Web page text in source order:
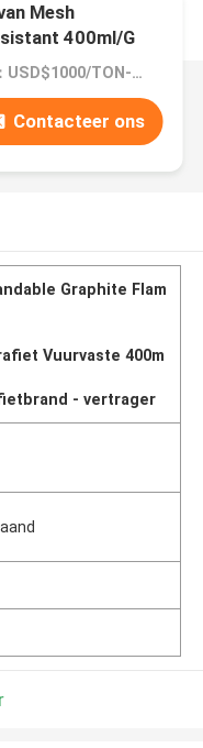
Mesh
400ml/G
Prijs：USD$1000/TON-USD$3000/TON
Contacteer ons
Graphite Flam
Vuurvaste 400m
- vertrager